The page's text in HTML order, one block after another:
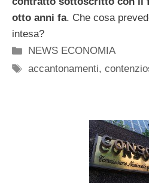
otto anni fa. Che cosa
intesa?
Categorie
NEWS ECONOMIA
Tag
accantonamenti,